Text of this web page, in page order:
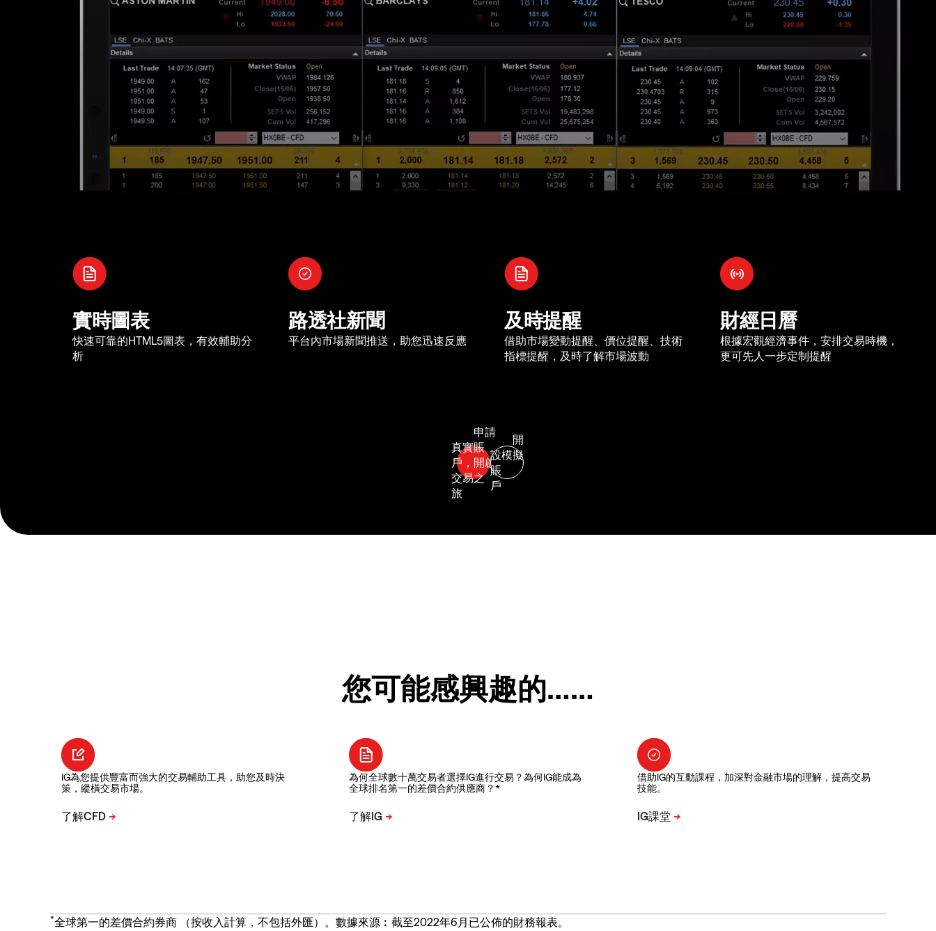
實時圖表
快速可靠的HTML5圖表，有效輔助分
析
路透社新聞
平台內市場新聞推送，助您迅速反應
及時提醒
借助市場變動提醒、價位提醒、技術
指標提醒，及時了解市場波動
財經日曆
根據宏觀經濟事件，安排交易時機，
更可先人一步定制提醒
您可能感興趣的……
IG為您提供豐富而強大的交易輔助工具，助您及時決
策，縱橫交易市場。
為何全球數十萬交易者選擇IG進行交易？為何IG能成為
全球排名第一的差價合約供應商？*
借助IG的互動課程，加深對金融市場的理解，提高交易
技能。
*全球第一的差價合約券商 （按收入計算，不包括外匯）。數據來源︰截至2022年6月已公佈的財務報表。